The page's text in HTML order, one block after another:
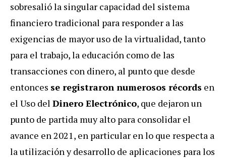
sobresalió la singular capacidad del sistema
financiero tradicional para responder a las
exigencias de mayor uso de la virtualidad, tanto
para el trabajo, la educación como de las
transacciones con dinero, al punto que desde
entonces se registraron numerosos récords en
el Uso del Dinero Electrónico, que dejaron un
punto de partida muy alto para consolidar el
avance en 2021, en particular en lo que respecta a
la utilización y desarrollo de aplicaciones para los